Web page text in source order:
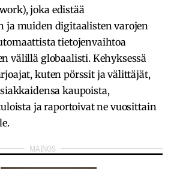
joka edistää
ja muiden digitaalisten varojen
tietojenvaihtoa
välillä globaalisti. Kehyksessä
kuten pörssit ja välittäjät,
kaupoista,
ja raportoivat ne vuosittain